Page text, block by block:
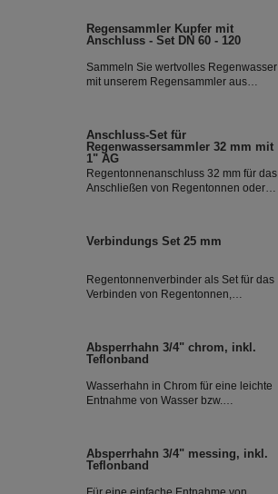
lässt sich durch das Schiebeteil einfach
ein- und ausbauen. Der flexible
Schlauchanschluss mit einer Länge
von 350 mm macht die Installation
besonders einfach.
Regensammler Kupfer mit
Anschluss - Set DN 60 - 120
Sammeln Sie wertvolles Regenwasser
mit unserem Regensammler aus
installieren. Damit können Sie bis zu
85 % des anfallenden Regenwassers
sammeln und in Ihre Regentonne
leiten.
Anschluss-Set für
Regenwassersammler 32 mm mit
1" AG
Regentonnenanschluss 32 mm für das
Anschließen von Regentonnen oder
Verbindungs Set 25 mm
Regentonnenverbinder als Set für das
Verbinden von Regentonnen,
Absperrhahn 3/4" chrom, inkl.
Teflonband
Wasserhahn in Chrom für eine leichte
Entnahme von Wasser bzw.
Montage an der Regenwassertonne.
Das Teflonband dichtete das Gewinde
des Auslaufhahn ab.
Absperrhahn 3/4" messing, inkl.
Teflonband